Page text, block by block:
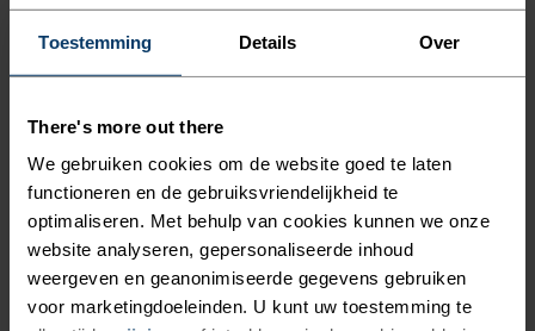
Toestemming Details Over
There's more out there
We gebruiken cookies om de website goed te laten
functioneren en de gebruiksvriendelijkheid te
optimaliseren. Met behulp van cookies kunnen we onze
website analyseren, gepersonaliseerde inhoud
weergeven en geanonimiseerde gegevens gebruiken
voor marketingdoeleinden. U kunt uw toestemming te
GEMAAKT VAN NATUURLIJKE
HOUDEN.
Dit gemêleerde T-shirt is gemaakt van een
evenredige mix van mulesing-vrije merinowol en
verantwoord geproduceerde TENCEL™ lyocell. Dit
superlichte materiaal zorgt voor natuurlijke